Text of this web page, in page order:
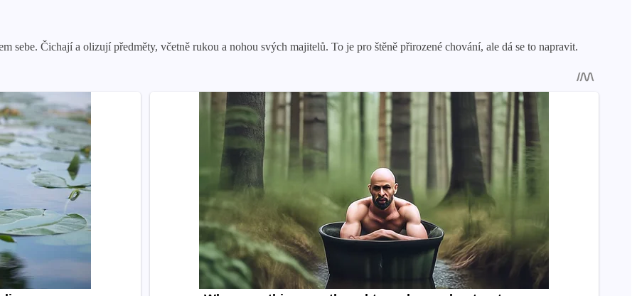
sebe. Čichají a olizují předměty, včetně rukou a nohou svých majitelů. To je pro štěně přirozené chování, ale dá se to napravit.